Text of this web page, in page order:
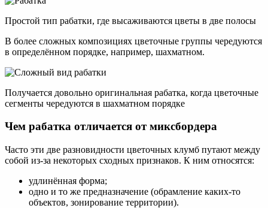
Простой тип рабатки, где высаживаются цветы в две полосы
В более сложных композициях цветочные группы чередуются
в определённом порядке, например, шахматном.
Получается довольно оригинальная рабатка, когда цветочные
сегменты чередуются в шахматном порядке
Чем рабатка отличается от миксбордера
Часто эти две разновидности цветочных клумб путают между
собой из-за некоторых сходных признаков. К ним относятся:
удлинённая форма;
одно и то же предназначение (обрамление каких-то
объектов, зонирование территории).